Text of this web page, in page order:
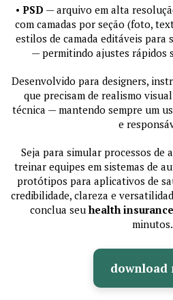
• PSD — arquivo em alta
com camadas por seção (foto,
estilos de camada editáveis
— permitindo ajustes rápidos
Desenvolvido para designers,
que precisam de realismo
técnica — mantendo sempre um
e
Seja para simular processos de
treinar equipes em sistemas de
protótipos para aplicativos de
credibilidade, clareza e
conclua seu health
minutos.
download